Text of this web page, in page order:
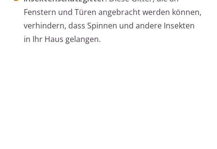
Fenstern und Türen angebracht werden können,
verhindern, dass Spinnen und andere Insekten
in Ihr Haus gelangen.